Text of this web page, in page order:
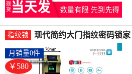
指纹锁
现代简约大门指纹密码锁家
用别墅木门防盗门铜锁芯电
子-指纹锁(好人家家居专营
店仅售580元)
￥580
月销量0件